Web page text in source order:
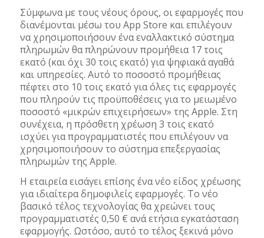
Σύμφωνα με τους νέους όρους, οι εφαρμογές που
διανέμονται μέσω του App Store και επιλέγουν
να χρησιμοποιήσουν ένα εναλλακτικό σύστημα
πληρωμών θα πληρώνουν προμήθεια 17 τοις
εκατό (και όχι 30 τοις εκατό) για ψηφιακά αγαθά
και υπηρεσίες. Αυτό το ποσοστό προμήθειας
πέφτει στο 10 τοις εκατό για όλες τις εφαρμογές
που πληρούν τις προϋποθέσεις για το μειωμένο
ποσοστό «μικρών επιχειρήσεων» της Apple. Στη
συνέχεια, η πρόσθετη χρέωση 3 τοις εκατό
ισχύει για προγραμματιστές που επιλέγουν να
χρησιμοποιήσουν το σύστημα επεξεργασίας
πληρωμών της Apple.
Η εταιρεία εισάγει επίσης ένα νέο είδος χρέωσης
για ιδιαίτερα δημοφιλείς εφαρμογές. Το νέο
βασικό τέλος τεχνολογίας θα χρεώνει τους
προγραμματιστές 0,50 € ανά ετήσια εγκατάσταση
εφαρμογής. Ωστόσο, αυτό το τέλος ξεκινά μόνο